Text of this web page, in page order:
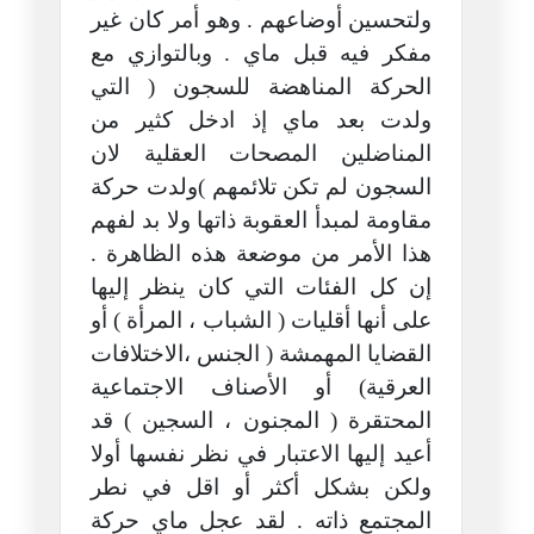
ولتحسين أوضاعهم . وهو أمر كان غير
مفكر فيه قبل ماي . وبالتوازي مع
الحركة المناهضة للسجون ( التي
ولدت بعد ماي إذ ادخل كثير من
المناضلين المصحات العقلية لان
السجون لم تكن تلائمهم )ولدت حركة
مقاومة لمبدأ العقوبة ذاتها ولا بد لفهم
هذا الأمر من موضعة هذه الظاهرة .
إن كل الفئات التي كان ينظر إليها
على أنها أقليات ( الشباب ، المرأة ) أو
القضايا المهمشة ( الجنس ،الاختلافات
العرقية) أو الأصناف الاجتماعية
المحتقرة ( المجنون ، السجين ) قد
أعيد إليها الاعتبار في نظر نفسها أولا
ولكن بشكل أكثر أو اقل في نطر
المجتمع ذاته . لقد عجل ماي حركة